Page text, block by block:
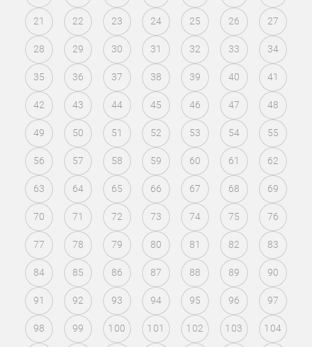
21 22 23 24 25 26 27
28 29 30 31 32 33 34
35 36 37 38 39 40 41
42 43 44 45 46 47 48
49 50 51 52 53 54 55
56 57 58 59 60 61 62
63 64 65 66 67 68 69
70 71 72 73 74 75 76
77 78 79 80 81 82 83
84 85 86 87 88 89 90
91 92 93 94 95 96 97
98 99 100 101 102 103 104